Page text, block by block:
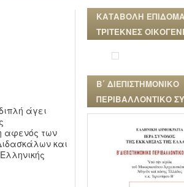
άγει
αφενός των
και
ΚΑΤΑΒΟΛΗ
ΤΡΙΤΕΚΝΕΣ
Β΄ ΔΙΕΠΙΣΤΗΜΟΝΙΚΟ
ΠΕΡΙΒΑΛΛΟΝΤΙΚΟ